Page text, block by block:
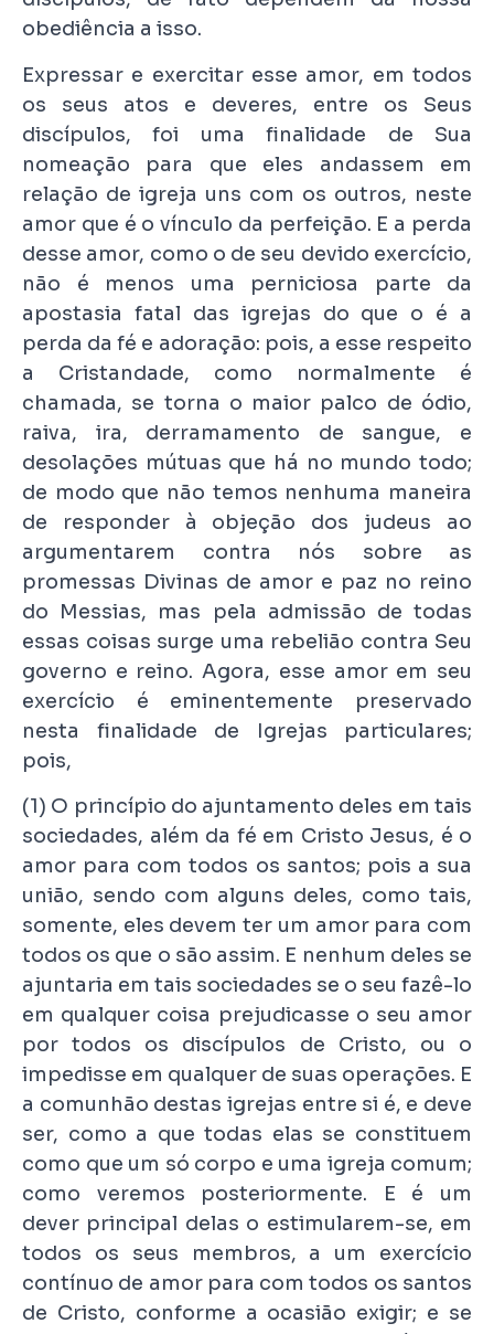
obediência a isso.
Expressar e exercitar esse amor, em todos
os seus atos e deveres, entre os Seus
discípulos, foi uma finalidade de Sua
nomeação para que eles andassem em
relação de igreja uns com os outros, neste
amor que é o vínculo da perfeição. E a perda
desse amor, como o de seu devido exercício,
não é menos uma perniciosa parte da
apostasia fatal das igrejas do que o é a
perda da fé e adoração: pois, a esse respeito
a Cristandade, como normalmente é
chamada, se torna o maior palco de ódio,
raiva, ira, derramamento de sangue, e
desolações mútuas que há no mundo todo;
de modo que não temos nenhuma maneira
de responder à objeção dos judeus ao
argumentarem contra nós sobre as
promessas Divinas de amor e paz no reino
do Messias, mas pela admissão de todas
essas coisas surge uma rebelião contra Seu
governo e reino. Agora, esse amor em seu
exercício é eminentemente preservado
nesta finalidade de Igrejas particulares;
pois,
(1) O princípio do ajuntamento deles em tais
sociedades, além da fé em Cristo Jesus, é o
amor para com todos os santos; pois a sua
união, sendo com alguns deles, como tais,
somente, eles devem ter um amor para com
todos os que o são assim. E nenhum deles se
ajuntaria em tais sociedades se o seu fazê-lo
em qualquer coisa prejudicasse o seu amor
por todos os discípulos de Cristo, ou o
impedisse em qualquer de suas operações. E
a comunhão destas igrejas entre si é, e deve
ser, como a que todas elas se constituem
como que um só corpo e uma igreja comum;
como veremos posteriormente. E é um
dever principal delas o estimularem-se, em
todos os seus membros, a um exercício
contínuo de amor para com todos os santos
de Cristo, conforme a ocasião exigir; e se